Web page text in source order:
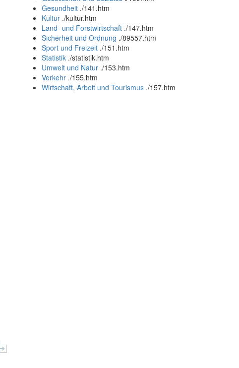
Gesundheit ./141.htm
Kultur ./kultur.htm
Land- und Forstwirtschaft ./147.htm
Sicherheit und Ordnung ./89557.htm
Sport und Freizeit ./151.htm
Statistik ./statistik.htm
Umwelt und Natur ./153.htm
Verkehr ./155.htm
Wirtschaft, Arbeit und Tourismus ./157.htm